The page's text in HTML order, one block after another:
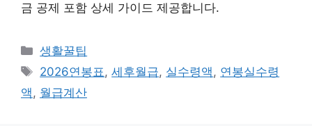
금 공제 포함 상세 가이드 제공합니다.
카
테
리
생활꿀팁
태
그
2026연봉표,세후월급, 실수령액, 연봉실수령
액, 월급계산